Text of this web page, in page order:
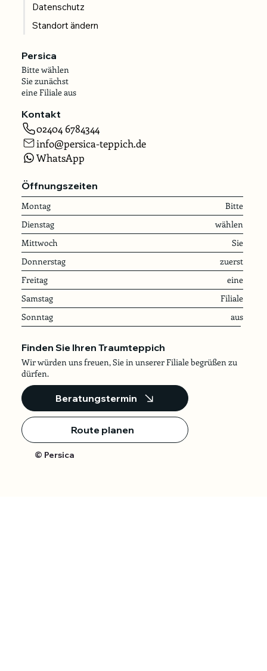
Datenschutz
Standort ändern
Persica
Bitte wählen
Sie zunächst
eine Filiale aus
Kontakt
02404 6784344
info@persica-teppich.de
WhatsApp
Öffnungszeiten
Montag
Bitte
Dienstag
wählen
Mittwoch
Sie
Donnerstag
zuerst
Freitag
eine
Samstag
Filiale
Sonntag
aus
Finden Sie Ihren Traumteppich
Wir würden uns freuen, Sie in unserer Filiale begrüßen zu
dürfen.
Beratungstermin
Route planen
© Persica